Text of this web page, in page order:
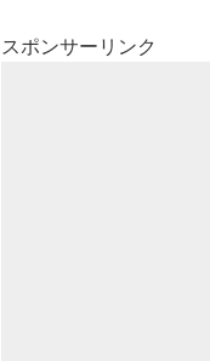
スポンサーリンク